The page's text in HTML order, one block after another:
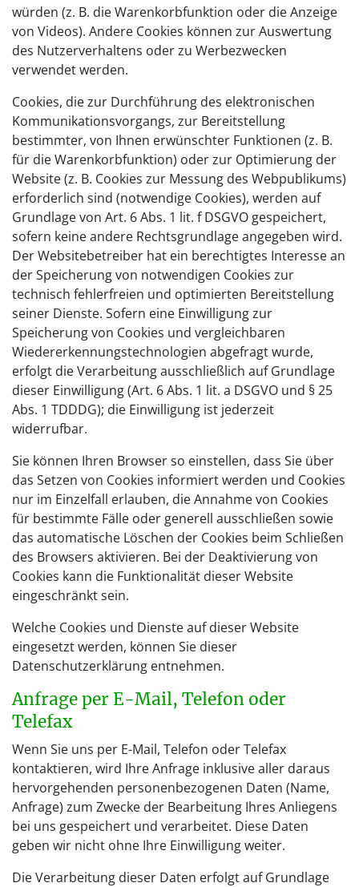
würden (z. B. die Warenkorbfunktion oder die Anzeige
von Videos). Andere Cookies können zur Auswertung
des Nutzerverhaltens oder zu Werbezwecken
verwendet werden.
Cookies, die zur Durchführung des elektronischen
Kommunikationsvorgangs, zur Bereitstellung
bestimmter, von Ihnen erwünschter Funktionen (z. B.
für die Warenkorbfunktion) oder zur Optimierung der
Website (z. B. Cookies zur Messung des Webpublikums)
erforderlich sind (notwendige Cookies), werden auf
Grundlage von Art. 6 Abs. 1 lit. f DSGVO gespeichert,
sofern keine andere Rechtsgrundlage angegeben wird.
Der Websitebetreiber hat ein berechtigtes Interesse an
der Speicherung von notwendigen Cookies zur
technisch fehlerfreien und optimierten Bereitstellung
seiner Dienste. Sofern eine Einwilligung zur
Speicherung von Cookies und vergleichbaren
Wiedererkennungstechnologien abgefragt wurde,
erfolgt die Verarbeitung ausschließlich auf Grundlage
dieser Einwilligung (Art. 6 Abs. 1 lit. a DSGVO und § 25
Abs. 1 TDDDG); die Einwilligung ist jederzeit
widerrufbar.
Sie können Ihren Browser so einstellen, dass Sie über
das Setzen von Cookies informiert werden und Cookies
nur im Einzelfall erlauben, die Annahme von Cookies
für bestimmte Fälle oder generell ausschließen sowie
das automatische Löschen der Cookies beim Schließen
des Browsers aktivieren. Bei der Deaktivierung von
Cookies kann die Funktionalität dieser Website
eingeschränkt sein.
Welche Cookies und Dienste auf dieser Website
eingesetzt werden, können Sie dieser
Datenschutzerklärung entnehmen.
Anfrage per E-Mail, Telefon oder
Telefax
Wenn Sie uns per E-Mail, Telefon oder Telefax
kontaktieren, wird Ihre Anfrage inklusive aller daraus
hervorgehenden personenbezogenen Daten (Name,
Anfrage) zum Zwecke der Bearbeitung Ihres Anliegens
bei uns gespeichert und verarbeitet. Diese Daten
geben wir nicht ohne Ihre Einwilligung weiter.
Die Verarbeitung dieser Daten erfolgt auf Grundlage